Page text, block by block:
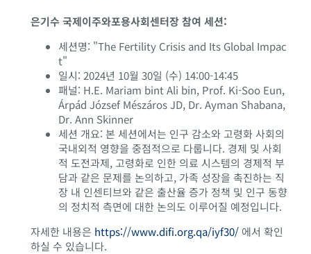
은기수 국제이주와포용사회센터장 참여 세션:
세션명: "The Fertility Crisis and Its Global Impac
t"
일시: 2024년 10월 30일 (수) 14:00-14:45
패널: H.E. Mariam bint Ali bin, Prof. Ki-Soo Eun,
Árpád József Mészáros JD, Dr. Ayman Shabana,
Dr. Ann Skinner
세션 개요: 본 세션에서는 인구 감소와 고령화 사회의
국내외적 영향을 중점적으로 다룹니다. 경제 및 사회
적 도전과제, 고령화로 인한 의료 시스템의 경제적 부
담과 같은 문제를 논의하고, 가족 성장을 촉진하는 직
장 내 인센티브와 같은 출산율 증가 정책 및 인구 동향
의 정치적 측면에 대한 논의도 이루어질 예정입니다.
자세한 내용은 https://www.difi.org.qa/iyf30/에서 확인
하실 수 있습니다.